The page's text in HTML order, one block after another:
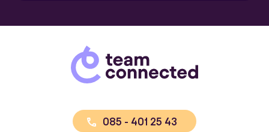
085 - 401 25 43